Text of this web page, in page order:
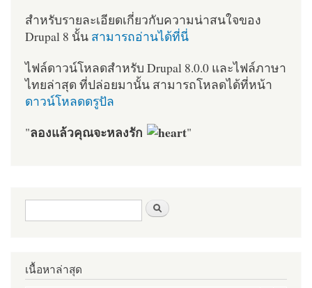
สำหรับรายละเอียดเกี่ยวกับความน่าสนใจของ
Drupal 8 นั้น สามารถอ่านได้ที่นี่
ไฟล์ดาวน์โหลดสำหรับ Drupal 8.0.0 และไฟล์ภาษา
ไทยล่าสุด ที่ปล่อยมานั้น สามารถโหลดได้ที่หน้า
ดาวน์โหลดดรูปัล
"ลองแล้วคุณจะหลงรัก "
ฟอร์มค้นหา
เนื้อหาล่าสุด